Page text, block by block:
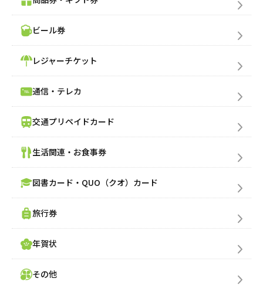
ビール券
レジャーチケット
通信・テレカ
交通プリペイドカード
生活関連・お食事券
図書カード・QUO（クオ）カード
旅行券
年賀状
その他